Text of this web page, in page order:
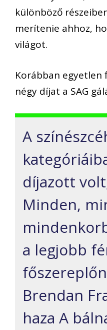
különböző
merítenie ahhoz,
világot.
Korábban egyetlen
négy díjat a SAG
A
díjazott
Minden,
a legjobb
Brendan
haza A